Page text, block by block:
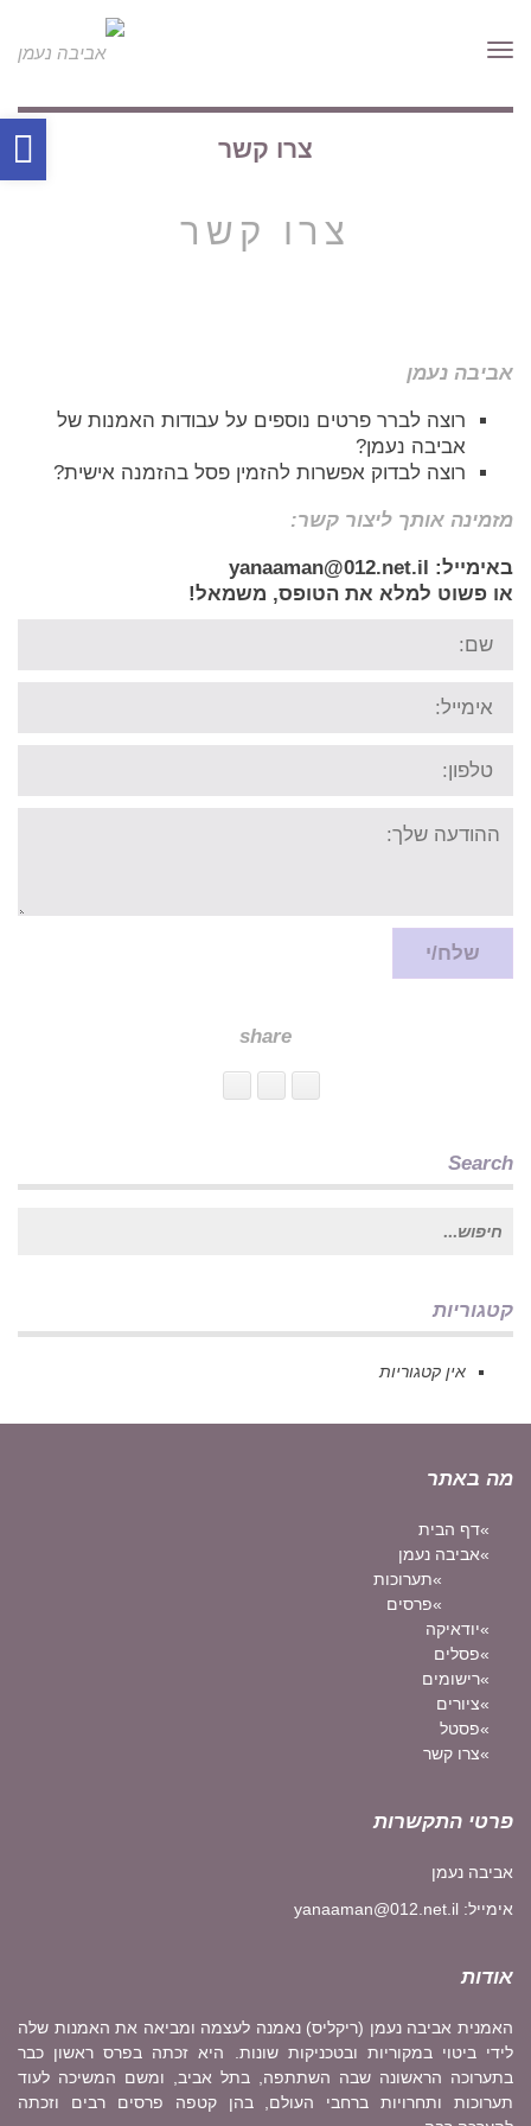
תפריט
צרו קשר
צרו קשר
אביבה נעמן
רוצה לברר פרטים נוספים על עבודות האמנות של
אביבה נעמן?
רוצה לבדוק אפשרות להזמין פסל בהזמנה אישית?
מזמינה אותך ליצור קשר:
באימייל: yanaaman @012.net.il
או פשוט למלא את הטופס, משמאל!
שלך:
שלח/י
share
Search
קטגוריות
אין קטגוריות
מה באתר
דף הבית
אביבה נעמן
תערוכות
פרסים
יודאיקה
פסלים
רישומים
ציורים
פסטל
צרו קשר
פרטי התקשרות
אביבה נעמן
אימייל: yanaaman@012.net.il
אודות
האמנית אביבה נעמן (ריקליס) נאמנה לעצמה ומביאה את האמנות שלה
לידי ביטוי במקוריות ובטכניקות שונות. היא זכתה בפרס ראשון כבר
בתערוכה הראשונה שבה השתתפה, בתל אביב, ומשם המשיכה לעוד
תערוכות ותחרויות ברחבי העולם, בהן קטפה פרסים רבים וזכתה